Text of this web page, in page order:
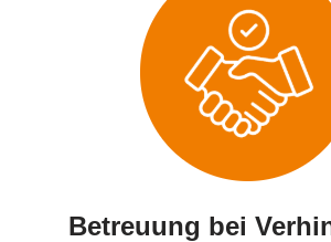
Betreuung bei